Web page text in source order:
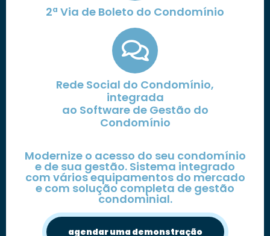
2ª Via de Boleto do Condomínio
Rede Social do Condomínio,
integrada
ao Software de Gestão do
Condomínio
Modernize o acesso do seu condomínio
e de sua gestão. Sistema integrado
com vários equipamentos do mercado
e com solução completa de gestão
condominial.
agendar uma demonstração